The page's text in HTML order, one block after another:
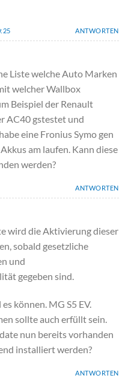
ANTWORTEN
Liste welche Auto Marken
welcher Wallbox
Beispiel der Renault
AC40 gstestet und
eine Fronius Symo gen
am laufen. Kann diese
werden?
ANTWORTEN
wird die Aktivierung dieser
sobald gesetzliche
und
gegeben sind.
können. MG S5 EV.
sollte auch erfüllt sein.
nun bereits vorhanden
installiert werden?
ANTWORTEN